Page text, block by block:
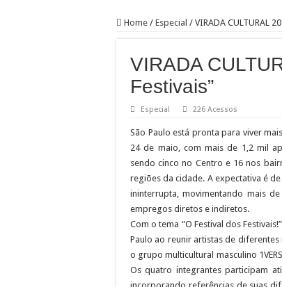
Pedal de Ativação
2ª Reunião
Jornada do
12 plataformas de
9ª Semana
Representantes de
Home / Especial / VIRADA CULTURAL
VIRADA
Festivais”
Especial 226 Acessos
São Paulo está pronta para viver
24 de maio, com mais de 1,2 mil
sendo cinco no Centro e 16 nos
regiões da cidade. A expectativa é
ininterrupta, movimentando mais
empregos diretos e indiretos.
Com o tema “O Festival dos
Paulo ao reunir artistas de
o grupo multicultural masculino
Os quatro integrantes participam